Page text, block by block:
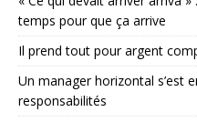
temps pour que ça arrive
Il prend tout pour argent
Un manager horizontal s’est
responsabilités